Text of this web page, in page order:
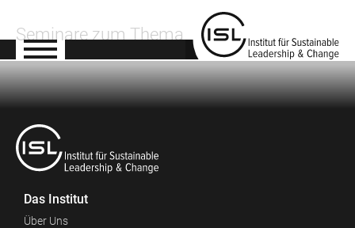
Seminare zum Thema
Das Institut
Über Uns